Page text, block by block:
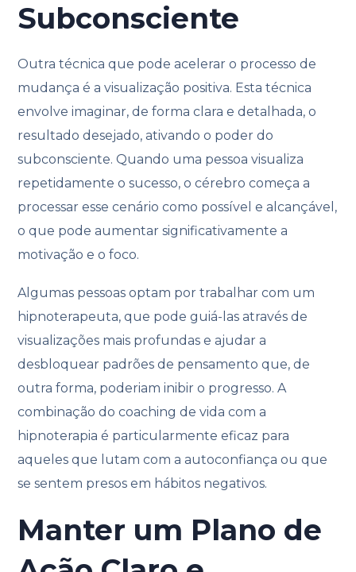
Subconsciente
Outra técnica que pode acelerar o processo de
mudança é a visualização positiva. Esta técnica
envolve imaginar, de forma clara e detalhada, o
resultado desejado, ativando o poder do
subconsciente. Quando uma pessoa visualiza
repetidamente o sucesso, o cérebro começa a
processar esse cenário como possível e alcançável,
o que pode aumentar significativamente a
motivação e o foco.
Algumas pessoas optam por trabalhar com um
hipnoterapeuta, que pode guiá-las através de
visualizações mais profundas e ajudar a
desbloquear padrões de pensamento que, de
outra forma, poderiam inibir o progresso. A
combinação do coaching de vida com a
hipnoterapia é particularmente eficaz para
aqueles que lutam com a autoconfiança ou que
se sentem presos em hábitos negativos.
Manter um Plano de